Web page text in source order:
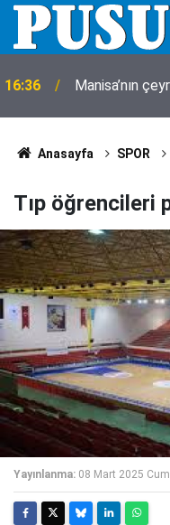
16:36 Manisa’nın
Anasayfa SPOR
Tıp öğrencileri
Yayınlanma: 08 Mart 2025